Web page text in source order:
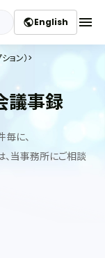
publicEnglish menu
ョン）
議事録
に、
当事務所にご相談